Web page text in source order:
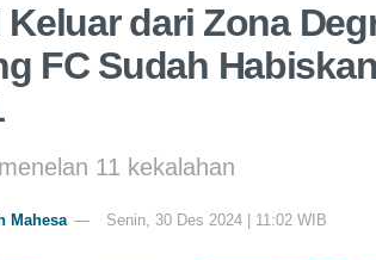
Keluar dari Zona
FC Sudah
11 kekalahan
Mahesa Senin, 30 Des 2024 | 11:02 WIB